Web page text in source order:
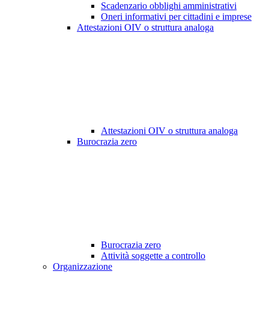
Scadenzario obblighi amministrativi
Oneri informativi per cittadini e imprese
Attestazioni OIV o struttura analoga
Attestazioni OIV o struttura analoga
Burocrazia zero
Burocrazia zero
Attività soggette a controllo
Organizzazione